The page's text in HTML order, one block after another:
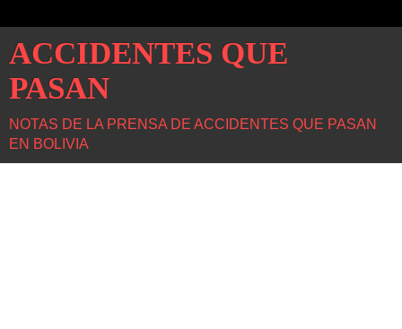
ACCIDENTES QUE
PASAN
NOTAS DE LA PRENSA DE ACCIDENTES QUE PASAN
EN BOLIVIA